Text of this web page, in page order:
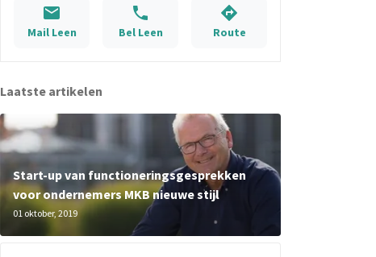
Mail Leen Bel Leen Route
Laatste artikelen
Start-up van functioneringsgesprekken
voor ondernemers MKB nieuwe stijl
01 oktober, 2019